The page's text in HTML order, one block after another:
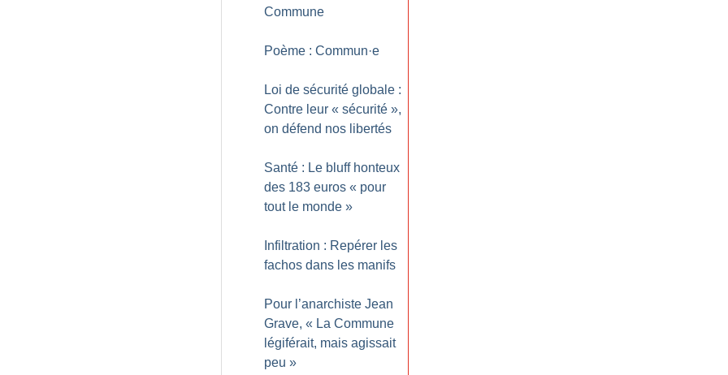
Commune
Poème : Commun·e
Loi de sécurité globale :
Contre leur « sécurité »,
on défend nos libertés
Santé : Le bluff honteux
des 183 euros « pour
tout le monde »
Infiltration : Repérer les
fachos dans les manifs
Pour l’anarchiste Jean
Grave, « La Commune
légiférait, mais agissait
peu »